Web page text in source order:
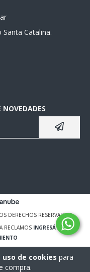
de cookies para
compra.
Santa Catalina.
DERECHOS RESERVADOS.
RECLAMOS INGRESÁ ACÁ.